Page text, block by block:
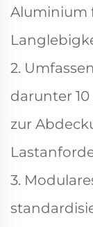
Aluminium
2.
darunter 10
zur
3.